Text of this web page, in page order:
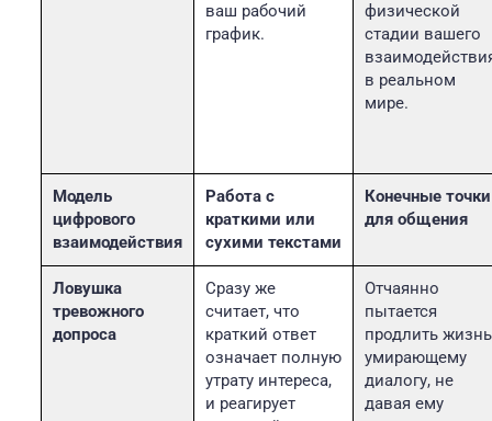
ваш рабочий
график.
физической
стадии вашего
в реальном
мире.
Модель
цифрового
взаимодействия
Работа с
краткими или
сухими текстами
Конечные точки
для общения
Ловушка
тревожного
допроса
Сразу же
считает, что
краткий ответ
означает полную
утрату интереса,
и реагирует
Отчаянно
пытается
продлить жизнь
умирающему
диалогу, не
давая ему